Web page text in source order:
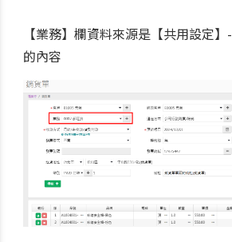
【業務】欄資料來源是【共用設定】-
的內容